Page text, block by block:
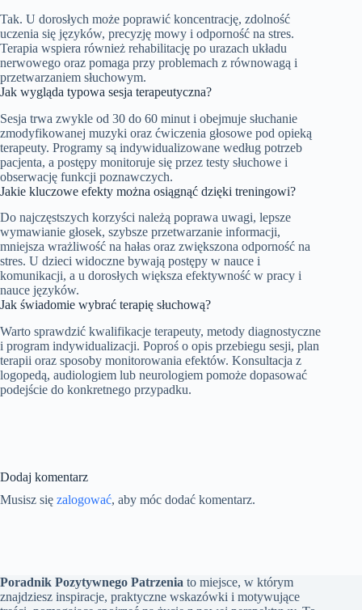
Tak. U dorosłych może poprawić koncentrację, zdolność
uczenia się języków, precyzję mowy i odporność na stres.
Terapia wspiera również rehabilitację po urazach układu
nerwowego oraz pomaga przy problemach z równowagą i
przetwarzaniem słuchowym.
Jak wygląda typowa sesja terapeutyczna?
Sesja trwa zwykle od 30 do 60 minut i obejmuje słuchanie
zmodyfikowanej muzyki oraz ćwiczenia głosowe pod opieką
terapeuty. Programy są indywidualizowane według potrzeb
pacjenta, a postępy monitoruje się przez testy słuchowe i
obserwację funkcji poznawczych.
Jakie kluczowe efekty można osiągnąć dzięki treningowi?
Do najczęstszych korzyści należą poprawa uwagi, lepsze
wymawianie głosek, szybsze przetwarzanie informacji,
mniejsza wrażliwość na hałas oraz zwiększona odporność na
stres. U dzieci widoczne bywają postępy w nauce i
komunikacji, a u dorosłych większa efektywność w pracy i
nauce języków.
Jak świadomie wybrać terapię słuchową?
Warto sprawdzić kwalifikacje terapeuty, metody diagnostyczne
i program indywidualizacji. Poproś o opis przebiegu sesji, plan
terapii oraz sposoby monitorowania efektów. Konsultacja z
logopedą, audiologiem lub neurologiem pomoże dopasować
podejście do konkretnego przypadku.
Dodaj komentarz
Musisz się zalogować, aby móc dodać komentarz.
Poradnik Pozytywnego Patrzenia to miejsce, w którym
znajdziesz inspiracje, praktyczne wskazówki i motywujące